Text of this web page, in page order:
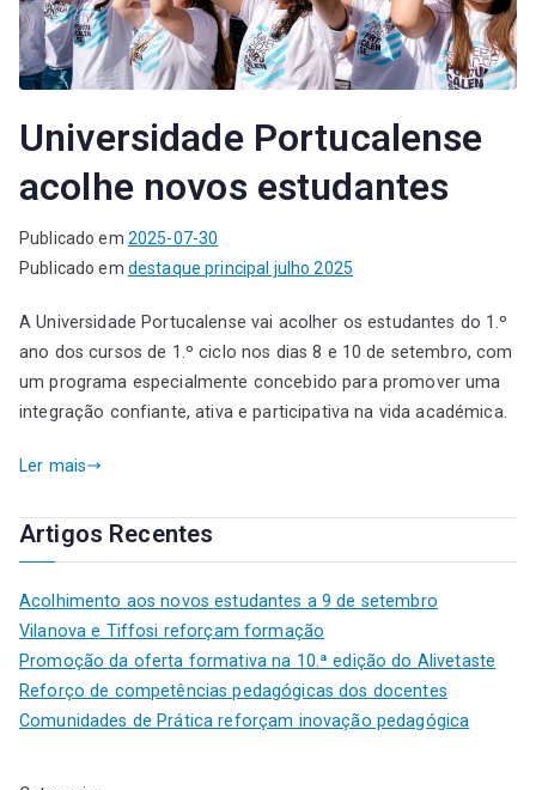
Universidade Portucalense
acolhe novos estudantes
Publicado em 2025-07-30
Publicado em destaque principal julho 2025
A Universidade Portucalense vai acolher os estudantes do 1.º
ano dos cursos de 1.º ciclo nos dias 8 e 10 de setembro, com
um programa especialmente concebido para promover uma
integração confiante, ativa e participativa na vida académica.
Ler mais
Artigos Recentes
Acolhimento aos novos estudantes a 9 de setembro
Vilanova e Tiffosi reforçam formação
Promoção da oferta formativa na 10.ª edição do Alivetaste
Reforço de competências pedagógicas dos docentes
Comunidades de Prática reforçam inovação pedagógica